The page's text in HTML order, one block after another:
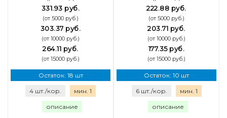
331.93 руб.
(от 5000 руб.)
303.37 руб.
(от 10000 руб.)
264.11 руб.
(от 15000 руб.)
Остаток: 18 шт
4 шт./кор. мин. 1
описание
222.88 руб.
(от 5000 руб.)
203.71 руб.
(от 10000 руб.)
177.35 руб.
(от 15000 руб.)
Остаток: 10 шт
6 шт./кор. мин. 1
описание